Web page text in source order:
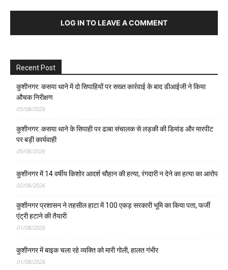
LOG IN TO LEAVE A COMMENT
Recent Post
कुशीनगर: कसया थाने में दो सिपाहियों पर सख्त कार्रवाई के बाद डीआईजी ने किया
औचक निरीक्षण
05/08/2026
कुशीनगर: कसया थाने के सिपाही पर ढाबा संचालक से लड़की की डिमांड और मारपीट
पर बड़ी कार्यवाही
05/08/2026
कुशीनगर में 14 वर्षीय किशोर आदर्श चौहान की हत्या, रंगदारी न देने का हत्या का आरोप
02/08/2026
कुशीनगर प्रशासन ने तहसील हाटा में 100 एकड़ सरकारी भूमि का किया पता, फर्जी
एंट्री हटाने की तैयारी
01/08/2026
कुशीनगर में बाइक चला रहे व्यक्ति को मारी गोली, हालत गंभीर
01/08/2026